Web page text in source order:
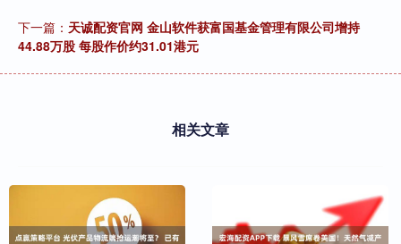
下一篇： 天诚配资官网 金山软件获富国基金管理有限公司增持
44.88万股 每股作价约31.01港元
相关文章